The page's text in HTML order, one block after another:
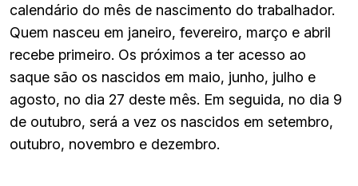
calendário do mês de nascimento do trabalhador.
Quem nasceu em janeiro, fevereiro, março e abril
recebe primeiro. Os próximos a ter acesso ao
saque são os nascidos em maio, junho, julho e
agosto, no dia 27 deste mês. Em seguida, no dia 9
de outubro, será a vez os nascidos em setembro,
outubro, novembro e dezembro.